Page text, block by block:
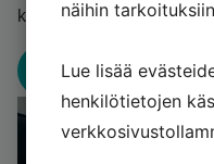
kehitystä ja autamme
Ota yhteyttä
näihin
Lue lisää
henkilötietojen